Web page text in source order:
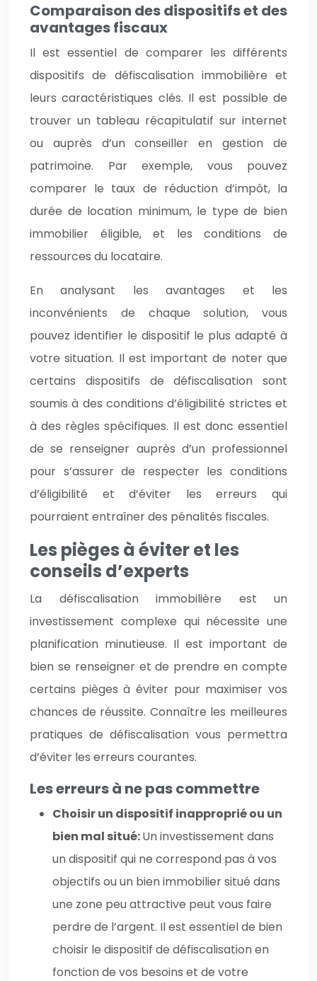
Comparaison des dispositifs et des
avantages fiscaux
Il est essentiel de comparer les différents
dispositifs de défiscalisation immobilière et
leurs caractéristiques clés. Il est possible de
trouver un tableau récapitulatif sur internet
ou auprès d’un conseiller en gestion de
patrimoine. Par exemple, vous pouvez
comparer le taux de réduction d’impôt, la
durée de location minimum, le type de bien
immobilier éligible, et les conditions de
ressources du locataire.
En analysant les avantages et les
inconvénients de chaque solution, vous
pouvez identifier le dispositif le plus adapté à
votre situation. Il est important de noter que
certains dispositifs de défiscalisation sont
soumis à des conditions d’éligibilité strictes et
à des règles spécifiques. Il est donc essentiel
de se renseigner auprès d’un professionnel
pour s’assurer de respecter les conditions
d’éligibilité et d’éviter les erreurs qui
pourraient entraîner des pénalités fiscales.
Les pièges à éviter et les
conseils d’experts
La défiscalisation immobilière est un
investissement complexe qui nécessite une
planification minutieuse. Il est important de
bien se renseigner et de prendre en compte
certains pièges à éviter pour maximiser vos
chances de réussite. Connaître les meilleures
pratiques de défiscalisation vous permettra
d’éviter les erreurs courantes.
Les erreurs à ne pas commettre
Choisir un dispositif inapproprié ou un
bien mal situé:Un investissement dans
un dispositif qui ne correspond pas à vos
objectifs ou un bien immobilier situé dans
une zone peu attractive peut vous faire
perdre de l’argent. Il est essentiel de bien
choisir le dispositif de défiscalisation en
fonction de vos besoins et de votre